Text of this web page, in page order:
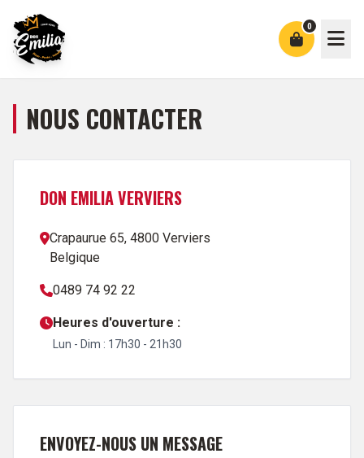
0
NOUS CONTACTER
DON EMILIA VERVIERS
Crapaurue 65, 4800 Verviers
Belgique
0489 74 92 22
Heures d'ouverture :
Lun - Dim : 17h30 - 21h30
ENVOYEZ-NOUS UN MESSAGE